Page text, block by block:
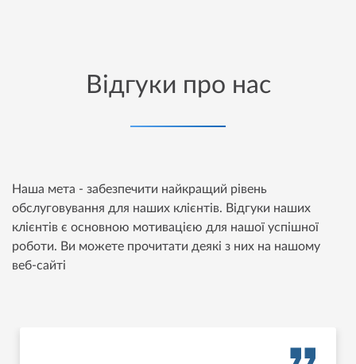
Відгуки про нас
Наша мета - забезпечити найкращий рівень
обслуговування для наших клієнтів. Відгуки наших
клієнтів є основною мотивацією для нашої успішної
роботи. Ви можете прочитати деякі з них на нашому
веб-сайті